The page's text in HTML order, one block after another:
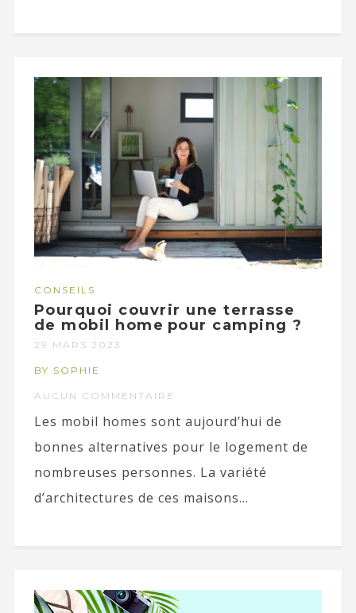
CONSEILS
Pourquoi couvrir une terrasse
de mobil home pour camping ?
29 MARS 2023
BY SOPHIE
AUCUN COMMENTAIRE
Les mobil homes sont aujourd’hui de
bonnes alternatives pour le logement de
nombreuses personnes. La variété
d’architectures de ces maisons...